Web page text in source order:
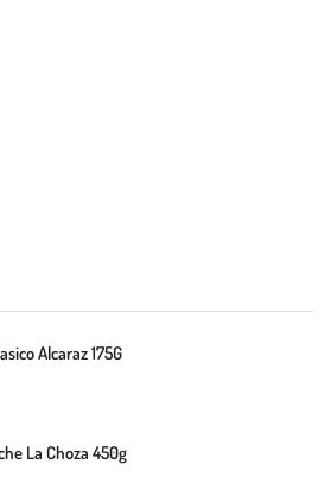
Alcaraz 175G
La Choza 450g